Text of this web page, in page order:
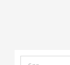
Search